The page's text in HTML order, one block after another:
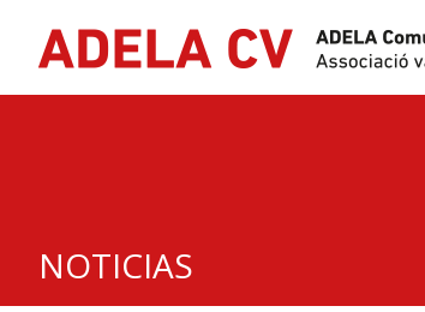
NOTICIAS